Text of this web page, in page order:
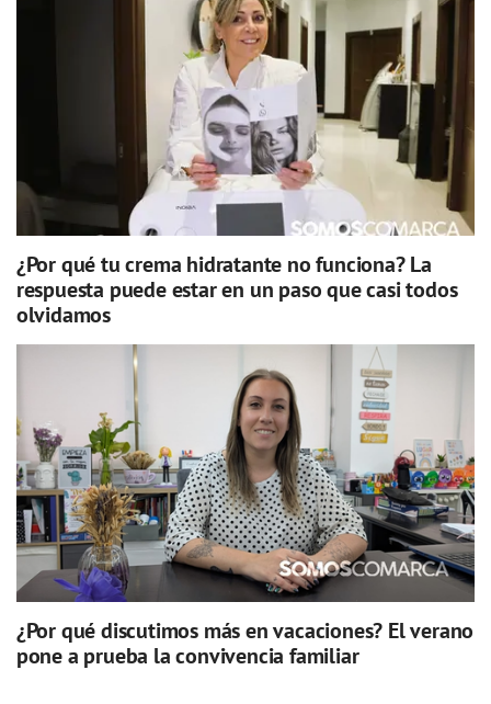
¿Por qué tu crema hidratante no funciona? La
respuesta puede estar en un paso que casi todos
olvidamos
¿Por qué discutimos más en vacaciones? El verano
pone a prueba la convivencia familiar